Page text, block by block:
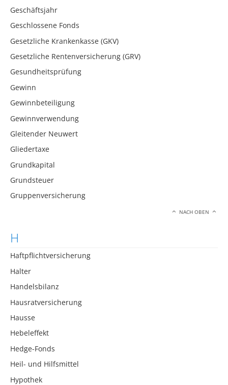
Geschäftsjahr
Geschlossene Fonds
Gesetzliche Krankenkasse (GKV)
Gesetzliche Rentenversicherung (GRV)
Gesundheitsprüfung
Gewinn
Gewinnbeteiligung
Gewinnverwendung
Gleitender Neuwert
Gliedertaxe
Grundkapital
Grundsteuer
Gruppenversicherung
NACH OBEN
H
Haftpflichtversicherung
Halter
Handelsbilanz
Hausratversicherung
Hausse
Hebeleffekt
Hedge-Fonds
Heil- und Hilfsmittel
Hypothek